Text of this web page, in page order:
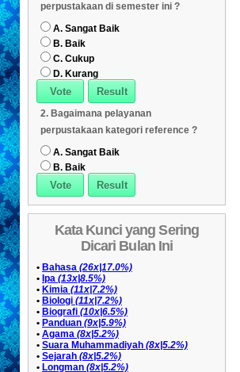
perpustakaan di semester ini ?
A. Sangat Baik
B. Baik
C. Cukup
D. Kurang
2. Bagaimana pelayanan
perpustakaan kategori reference ?
A. Sangat Baik
B. Baik
Kata Kunci yang Sering
Dicari Bulan Ini
• Bahasa (26x|17.0%)
• Ipa (13x|8.5%)
• Kimia (11x|7.2%)
• Biologi (11x|7.2%)
• Biografi (10x|6.5%)
• Panduan (9x|5.9%)
• Agama (8x|5.2%)
• Suara Muhammadiyah (8x|5.2%)
• Sejarah (8x|5.2%)
• Longman (8x|5.2%)